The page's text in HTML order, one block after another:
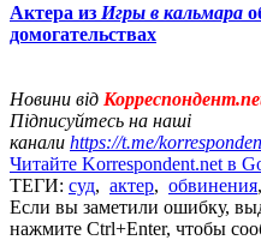
Актера из Игры в кальмара
домогательствах
Новини від
Підписуйтесь на наші
канали https://t.me/
Читайте Korrespondent.net в
ТЕГИ: суд, актер, обвинения,
Если вы заметили ошибку,
нажмите Ctrl+Enter, чтобы